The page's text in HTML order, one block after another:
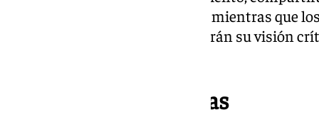
perspectivas sobre el flamenco, mientras que
investigación y difusión, aportarán su visión
Conexiones y sinergias